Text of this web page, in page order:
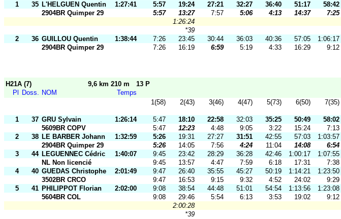
1 35 L'HELGUEN Quentin 1:27:41 5:57 19:24 27:21 32:27 36:40 51:17 58:42
2904BR Quimper 29
5:57 13:27 7:57 5:06 4:13 14:37 7:25
1:26:24
*39
2
36 GUILLOU Quentin 1:38:44 7:26 23:45 30:44 36:03 40:36 57:05 1:06:17
2904BR Quimper 29
7:26 16:19 6:59 5:19 4:33 16:29 9:12
H21A (7) 9,6 km 210 m
13 P
Pl
Doss. NOM
Temps
1(58)
2(43) 3(46) 4(47) 5(73) 6(50) 7(35)
1 37 GRU Sylvain 1:26:14 5:47 18:10 22:58 32:03 35:25 50:49 58:02
5609BR COPV
5:47 12:23 4:48 9:05 3:22 15:24 7:13
2
38 LE BARBER Johann 1:32:59 5:26 19:31 27:27 31:51 42:55 57:03 1:03:57
2904BR Quimper 29
5:26 14:05 7:56 4:24 11:04 14:08 6:54
3
44 LEGUENNEC Cédric 1:40:07 9:45 23:42 28:29 36:28 42:46 1:00:17 1:07:55
NL Non licencié
9:45 13:57 4:47 7:59 6:18 17:31 7:38
4
40 GUEDAS Christophe 2:01:49 9:47 26:40 35:55 45:27 50:19 1:14:21 1:23:50
3502BR CRCO
9:47 16:53 9:15 9:32 4:52 24:02 9:29
5
41 PHILIPPOT Florian 2:02:00 9:08 38:54 44:48 51:01 54:54 1:13:56 1:23:08
5604BR COL
9:08 29:46 5:54 6:13 3:53 19:02 9:12
2:00:28
*39